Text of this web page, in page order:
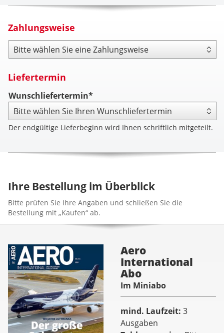
Zahlungsweise
Zahlungsweise
Liefertermin
Wunschliefertermin*
Der endgültige Lieferbeginn wird Ihnen schriftlich mitgeteilt.
Ihre Bestellung im Überblick
Bitte prüfen Sie Ihre Angaben und schließen Sie die
Bestellung mit „Kaufen“ ab.
Aero
International
Abo
Im Miniabo
mind. Laufzeit 3
Ausgaben